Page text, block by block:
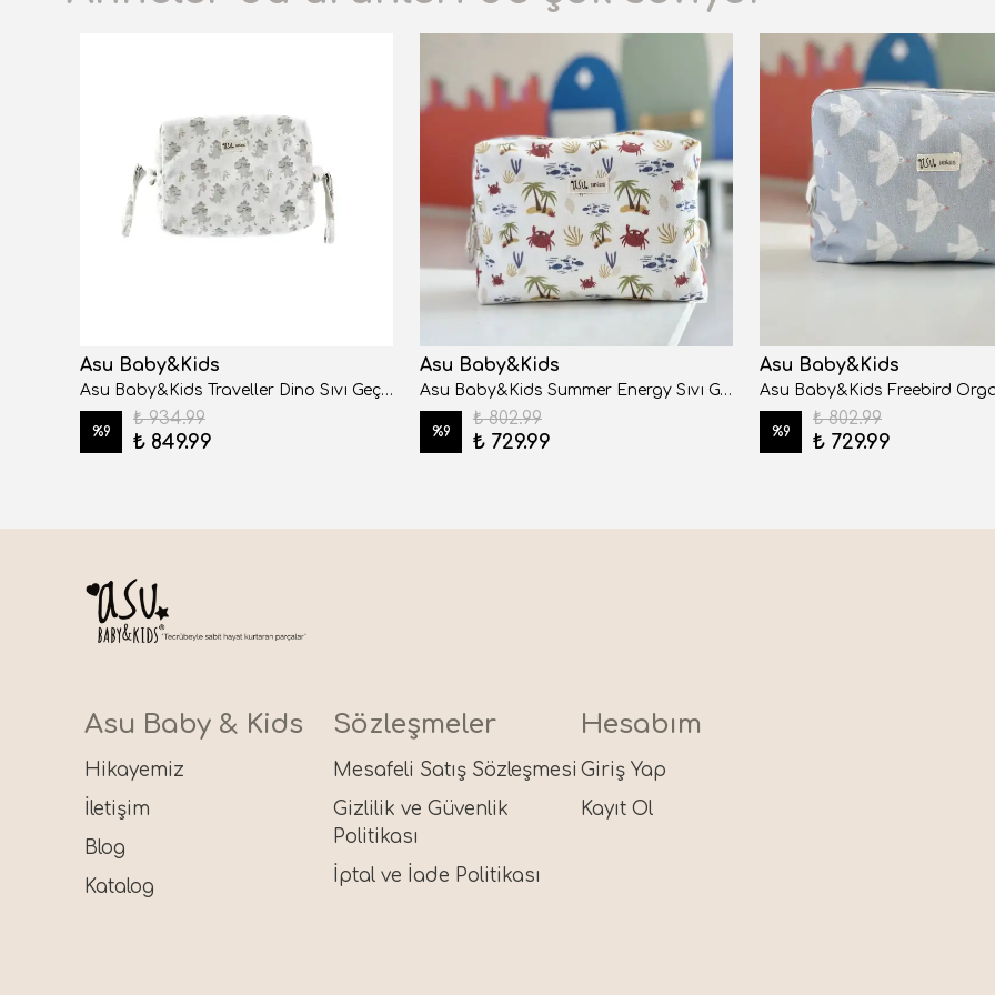
Asu Baby&Kids
Asu Baby&Kids Traveller Dino Sıvı Geçirmez Çift Askılı Çanta
%9
₺ 934.99
₺ 849.99
Asu Baby&Kids
Asu Baby&Kids Summer Energy Sıvı Geçirmez Çanta
%9
₺ 802.99
₺ 729.99
Asu Baby&Kids
%9
₺ 802.99
₺ 729.99
Asu Baby & Kids
Hikayemiz
İletişim
Blog
Katalog
Sözleşmeler
Mesafeli Satış Sözleşmesi
Gizlilik ve Güvenlik
Politikası
İptal ve İade Politikası
Hesabım
Giriş Yap
Kayıt Ol